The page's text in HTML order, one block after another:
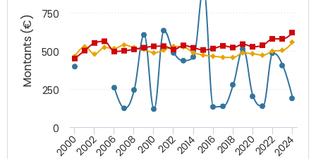
Montants (€)
200020022006200820102012201420162018202020222024
0
250
500
750